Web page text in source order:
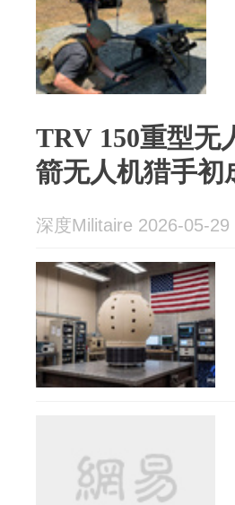
TRV 150重型无
箭无人机猎手初
深度Militaire 2026-05-29